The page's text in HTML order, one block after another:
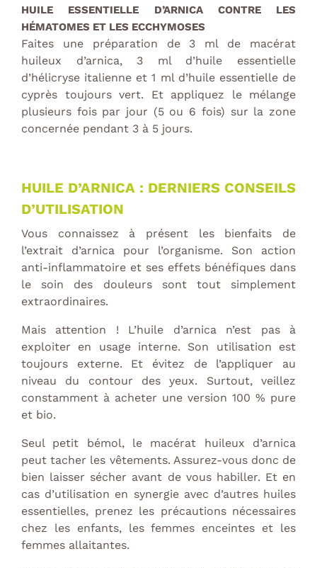
HUILE ESSENTIELLE D’ARNICA CONTRE LES
HÉMATOMES ET LES ECCHYMOSES
Faites une préparation de 3 ml de macérat
huileux d’arnica, 3 ml d’huile essentielle
d’hélicryse italienne et 1 ml d’huile essentielle de
cyprès toujours vert. Et appliquez le mélange
plusieurs fois par jour (5 ou 6 fois) sur la zone
concernée pendant 3 à 5 jours.
HUILE D’ARNICA : DERNIERS CONSEILS
D’UTILISATION
Vous connaissez à présent les bienfaits de
l’extrait d’arnica pour l’organisme. Son action
anti-inflammatoire et ses effets bénéfiques dans
le soin des douleurs sont tout simplement
extraordinaires.
Mais attention ! L’huile d’arnica n’est pas à
exploiter en usage interne. Son utilisation est
toujours externe. Et évitez de l’appliquer au
niveau du contour des yeux. Surtout, veillez
constamment à acheter une version 100 % pure
et bio.
Seul petit bémol, le macérat huileux d’arnica
peut tacher les vêtements. Assurez-vous donc de
bien laisser sécher avant de vous habiller. Et en
cas d’utilisation en synergie avec d’autres huiles
essentielles, prenez les précautions nécessaires
chez les enfants, les femmes enceintes et les
femmes allaitantes.